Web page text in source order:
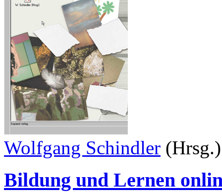
Wolfgang Schindler (Hrsg.)
Bildung und Lernen